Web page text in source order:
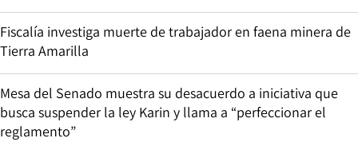
Fiscalía investiga muerte de trabajador en faena minera de
Tierra Amarilla
Mesa del Senado muestra su desacuerdo a iniciativa que
busca suspender la ley Karin y llama a “perfeccionar el
reglamento”